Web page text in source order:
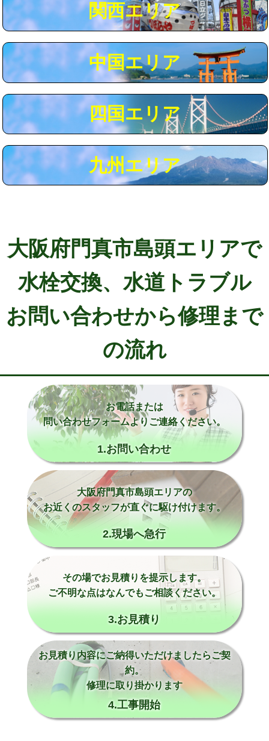
モルタル補修（厚さ10㎝まで） 27,500円
追加人工 16,500円
※給水管工事は20mmまでの価格です。
関西エリア
中国エリア
四国エリア
九州エリア
大阪府門真市島頭エリアで
水栓交換、水道トラブル
お問い合わせから修理まで
の流れ
お電話または
問い合わせフォームよりご連絡ください。
1.お問い合わせ
大阪府門真市島頭エリアの
お近くのスタッフが直ぐに駆け付けます。
2.現場へ急行
その場でお見積りを提示します。
ご不明な点はなんでもご相談ください。
3.お見積り
お見積り内容にご納得いただけましたらご契
約。
修理に取り掛かります
4.工事開始